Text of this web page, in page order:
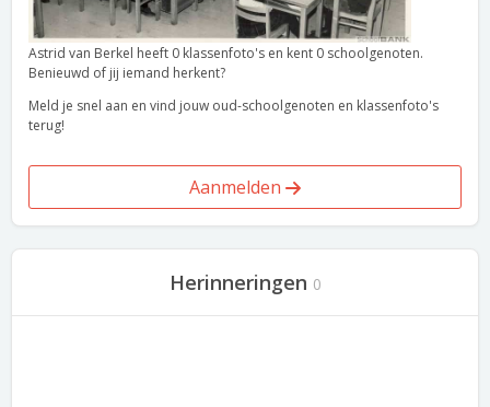
Astrid van Berkel heeft 0 klassenfoto's en kent 0 schoolgenoten.
Benieuwd of jij iemand herkent?
Meld je snel aan en vind jouw oud-schoolgenoten en klassenfoto's
terug!
Aanmelden
Herinneringen 0